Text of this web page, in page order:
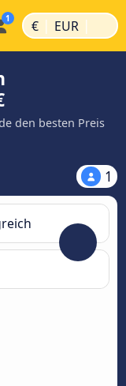
€ | EUR |
den besten Preis
1